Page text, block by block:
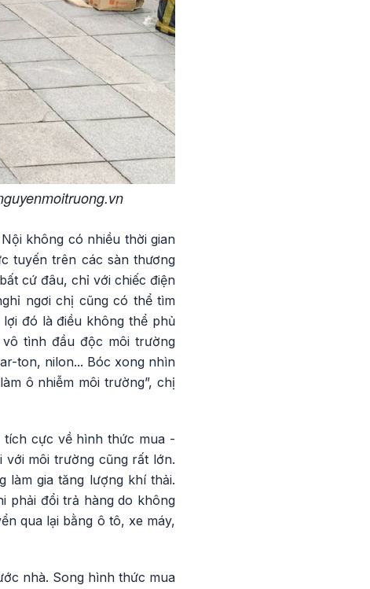
không có nhiều thời gian
tuyến trên các sàn thương
cứ đâu, chỉ với chiếc điện
ngơi chị cũng có thể tìm
đó là điều không thể phủ
tình đầu độc môi trường
ton, nilon... Bóc xong nhìn
ô nhiễm môi trường”, chị
tích cực về hình thức mua -
môi trường cũng rất lớn.
làm gia tăng lượng khí thải.
phải đổi trả hàng do không
qua lại bằng ô tô, xe máy,
nhà. Song hình thức mua